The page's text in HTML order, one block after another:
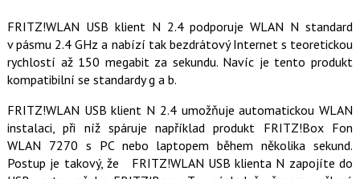
k
u
FRITZ!WLAN USB klient N 2.4 podporuje WLAN N standard
v pásmu 2.4 GHz a nabízí tak bezdrátový Internet s teoretickou
rychlostí až 150 megabit za sekundu. Navíc je tento produkt
kompatibilní se standardy g a b.
FRITZ!WLAN USB klient N 2.4 umožňuje automatickou WLAN
instalaci, při níž spáruje například produkt FRITZ!Box Fon
WLAN 7270 s PC nebo laptopem během několika sekund.
Postup je takový, že FRITZ!WLAN USB klienta N zapojíte do